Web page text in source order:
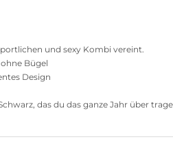
und sexy Kombi vereint.
Bügel
Design
das du das ganze Jahr über